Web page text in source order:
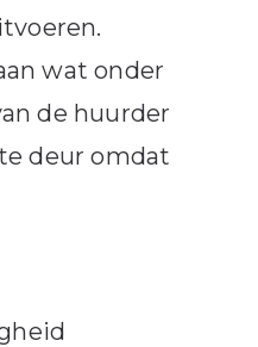
wat onder
de huurder
deur omdat